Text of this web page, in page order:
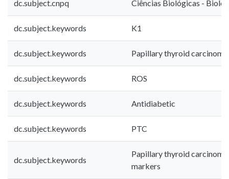
dc.subject.cnpq Ciências Biológicas -
dc.subject.keywords K1
dc.subject.keywords Papillary thyroid carcinoma
dc.subject.keywords ROS
dc.subject.keywords Antidiabetic
dc.subject.keywords PTC
dc.subject.keywords
Papillary thyroid
markers